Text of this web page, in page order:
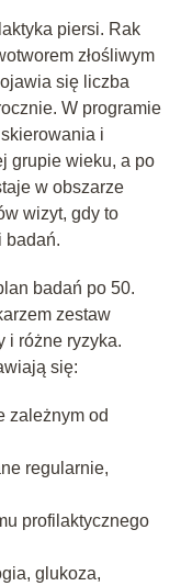
piersi. Rak
złośliwym
się liczba
W programie
i
grupie wieku, a po
w obszarze
wizyt, gdy to
badań.
badań po 50.
zestaw
i różne ryzyka.
się:
zależnym od
regularnie,
profilaktycznego
glukoza,